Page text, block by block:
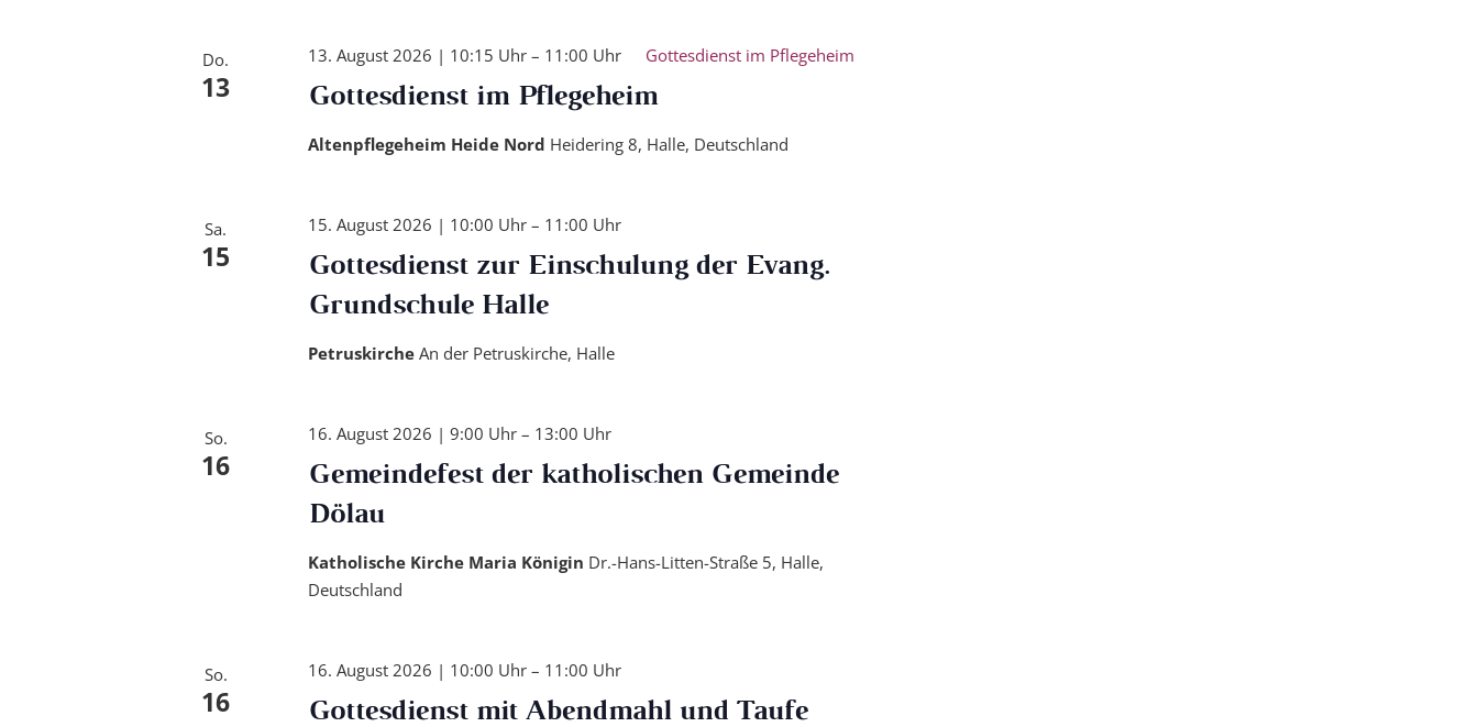
Do.
13 Gottesdienst im Pflegeheim
13. August 2026 | 10:15 Uhr– 11:00 Uhr Gottesdienst im Pflegeheim
Altenpflegeheim Heide Nord Heidering 8, Halle, Deutschland
Sa.
15
Gottesdienst zur Einschulung der Evang.
Grundschule Halle
15. August 2026 | 10:00 Uhr– 11:00 Uhr
Petruskirche An der Petruskirche, Halle
So.
16
Gemeindefest der katholischen Gemeinde
Dölau
16. August 2026 | 9:00 Uhr– 13:00 Uhr
Katholische Kirche Maria Königin Dr.-Hans-Litten-Straße 5, Halle,
Deutschland
So.
16 Gottesdienst mit Abendmahl und Taufe
16. August 2026 | 10:00 Uhr– 11:00 Uhr